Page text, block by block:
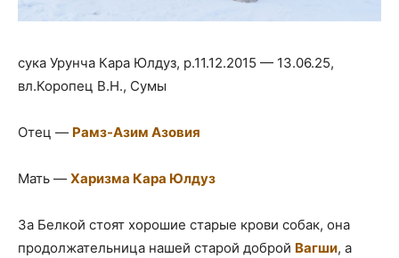
сука Урунча Кара Юлдуз, р.11.12.2015 — 13.06.25,
вл.Коропец В.Н., Сумы
Отец — Рамз-Азим Азовия
Мать — Харизма Кара Юлдуз
За Белкой стоят хорошие старые крови собак, она
продолжательница нашей старой доброй Вагши, а